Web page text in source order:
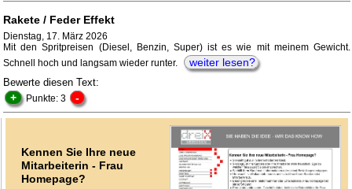
Rakete / Feder Effekt
Dienstag, 17. März 2026
Mit den Spritpreisen (Diesel, Benzin, Super) ist es wie mit meinem Gewicht.
Schnell hoch und langsam wieder runter.
weiter lesen?
Bewerte diesen Text:
+ Punkte: 3 -
Kennen Sie Ihre neue
Mitarbeiterin - Frau
Homepage?